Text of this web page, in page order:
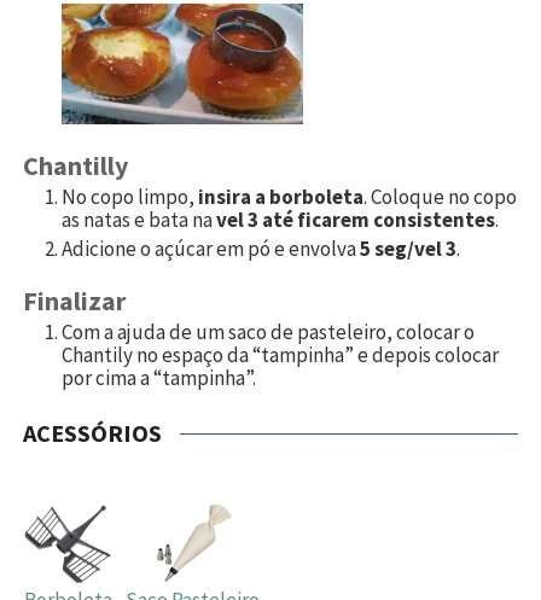
Chantilly
No copo limpo, insira a borboleta. Coloque no copo
as natas e bata navel 3 até ficarem consistentes.
Adicione o açúcar em pó e envolva5 seg/vel 3.
Finalizar
Com a ajuda de um saco de pasteleiro, colocar o
Chantily no espaço da “tampinha” e depois colocar
por cima a “tampinha”.
ACESSÓRIOS